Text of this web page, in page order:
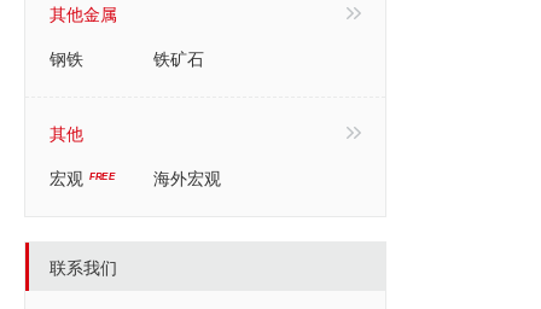
其他金属
钢铁
铁矿石
其他
宏观
海外宏观
联系我们